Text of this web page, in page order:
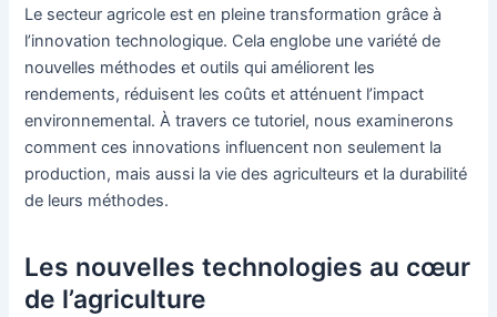
Le secteur agricole est en pleine transformation grâce à
l’innovation technologique. Cela englobe une variété de
nouvelles méthodes et outils qui améliorent les
rendements, réduisent les coûts et atténuent l’impact
environnemental. À travers ce tutoriel, nous examinerons
comment ces innovations influencent non seulement la
production, mais aussi la vie des agriculteurs et la durabilité
de leurs méthodes.
Les nouvelles technologies au cœur
de l’agriculture